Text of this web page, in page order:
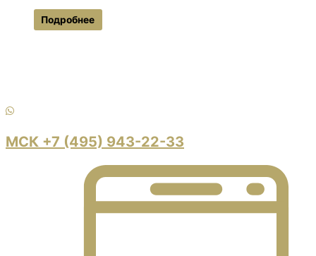
Подробнее
МСК +7 (495) 943-22-33